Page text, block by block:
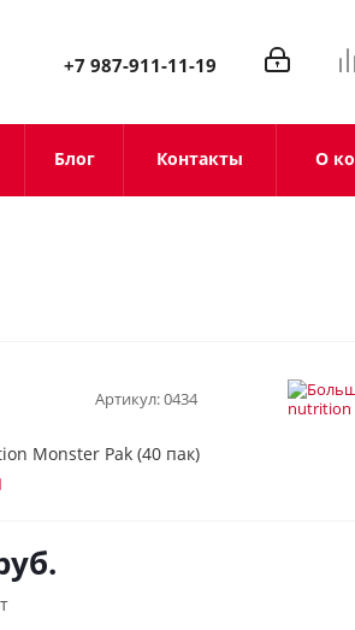
+7 987-911-11-19
Блог Контакты О
Артикул:0434
Monster Pak (40 пак)